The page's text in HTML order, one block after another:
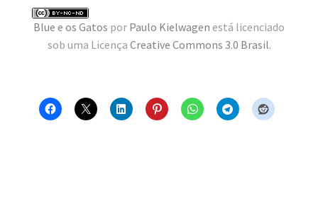
MINHA CONTA
Blue e os Gatos por Paulo Kielwagen está licenciado
sob uma Licença Creative Commons 3.0 Brasil.